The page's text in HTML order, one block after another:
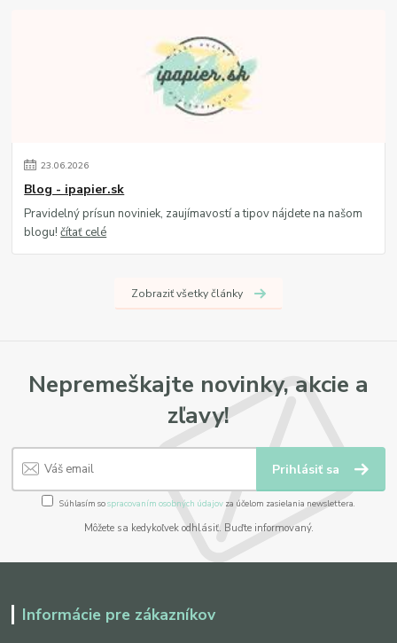
23.06.2026
Blog - ipapier.sk
Pravidelný prísun noviniek, zaujímavostí a tipov nájdete na našom
blogu!čítať celé
Zobraziť všetky články
Nepremeškajte novinky, akcie a
zľavy!
Prihlásiť sa
Súhlasím sospracovaním osobných údajov za účelom zasielania newslettera.
Môžete sa kedykoľvek odhlásiť. Buďte informovaný.
Informácie pre zákazníkov